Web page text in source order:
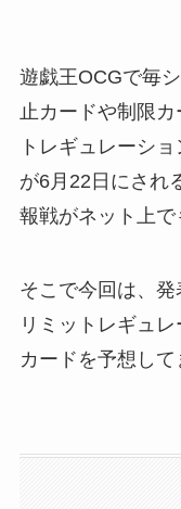
遊戯王OCGで毎
止カードや制限
トレギュレーシ
が6月22日にされ
報戦がネット上で
そこで今回は、
リミットレギュ
カードを予想して